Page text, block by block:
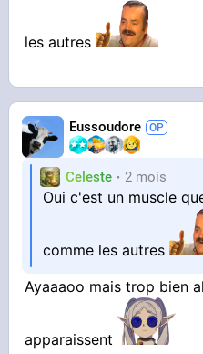
les autres
Eussoudore
Celeste 2 mois
Oui c'est un muscle
comme les autres
Ayaaaoo mais trop bien
apparaissent